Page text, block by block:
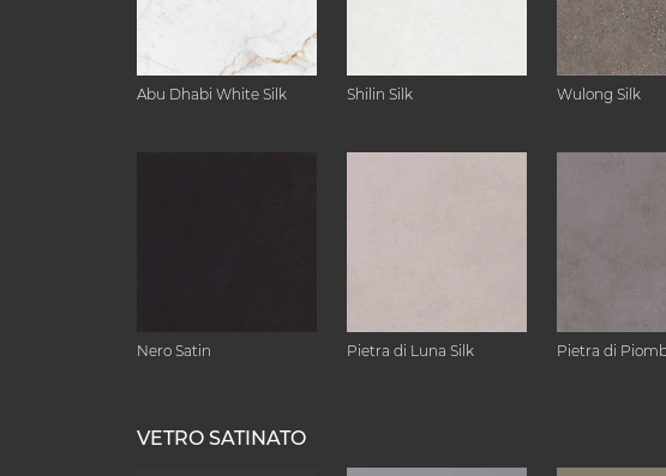
Abu Dhabi White Silk Shilin Silk Wulong Silk
Nero Satin Pietra di Luna Silk Pietra di
VETRO SATINATO